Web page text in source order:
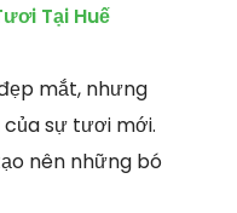
Tại Huế
mắt, nhưng
sự tươi mới.
nên những bó